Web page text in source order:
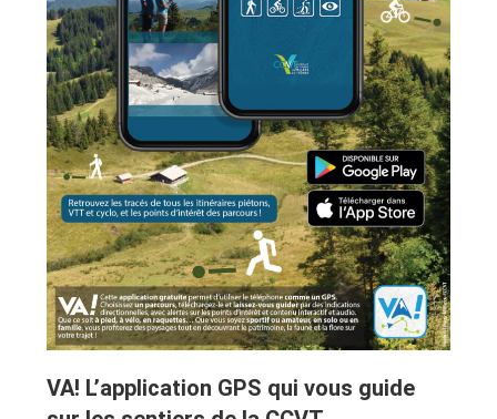
VA! L’application GPS qui vous guide